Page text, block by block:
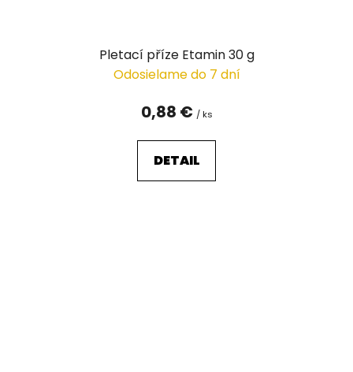
Pletací příze Etamin 30 g
Odosielame do 7 dní
0,88 € / ks
DETAIL